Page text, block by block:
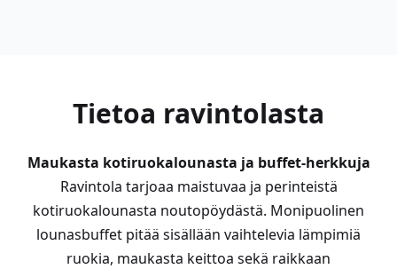
Tietoa ravintolasta
Maukasta kotiruokalounasta ja buffet-herkkuja
Ravintola tarjoaa maistuvaa ja perinteistä
kotiruokalounasta noutopöydästä. Monipuolinen
lounasbuffet pitää sisällään vaihtelevia lämpimiä
ruokia, maukasta keittoa sekä raikkaan